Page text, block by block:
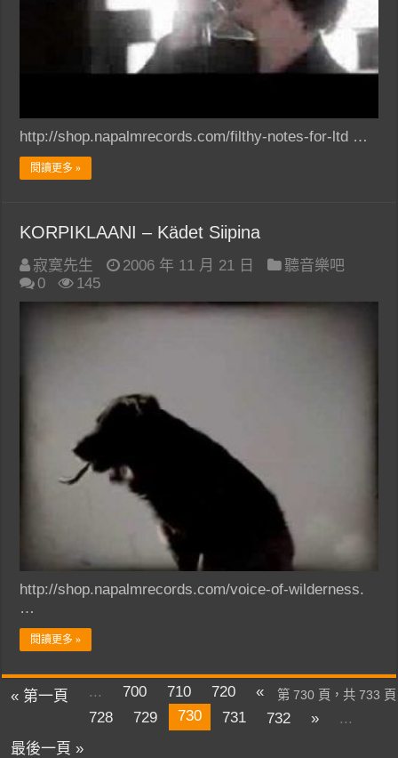
http://shop.napalmrecords.com/filthy-notes-for-ltd …
閱讀更多 »
KORPIKLAANI – Kädet Siipina
寂寞先生 2006 年 11 月 21 日
聽音樂吧
0
145
http://shop.napalmrecords.com/voice-of-wilderness.
…
閱讀更多 »
第 730 頁，共 733 頁
« 第一頁 ... 700 710 720
«
728
729 730 731 732 »
...
最後一頁 »